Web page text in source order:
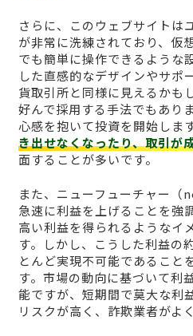
さらに、このウェブサイトは
が非常に洗練されており、仮
でも簡単に操作できるような
した直感的なデザインやサポ
貨取引所と同様に見えるかも
好んで採用する手法でもあり
心感を抱いて投資を開始しま
き出せなくなったり、取引が
面することが多いです。
また、ニューフューチャー
急速に利益を上げることを強
高い利益を得られるようなイ
す。しかし、こうした利益の
とんど実現不可能であること
す。市場の動向に基づいて利
能ですが、短期間で莫大な利
リスクが高く、詐欺業者がよ